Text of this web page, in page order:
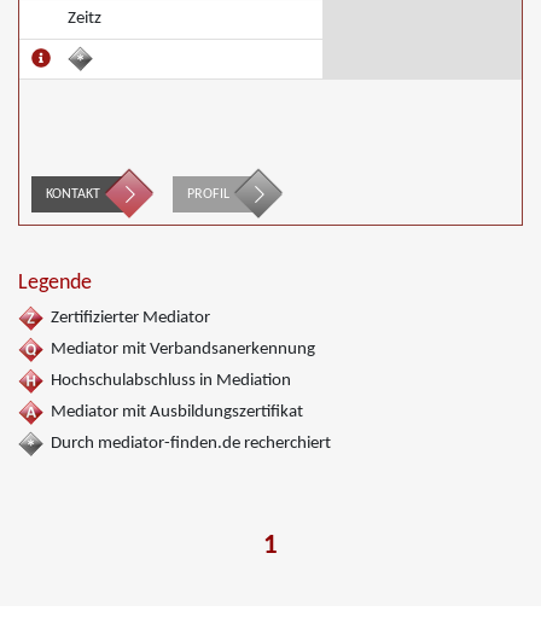
Zeitz
KONTAKT PROFIL
Legende
Zertifizierter Mediator
Mediator mit Verbandsanerkennung
Hochschulabschluss in Mediation
Mediator mit Ausbildungszertifikat
Durch mediator-finden.de recherchiert
1